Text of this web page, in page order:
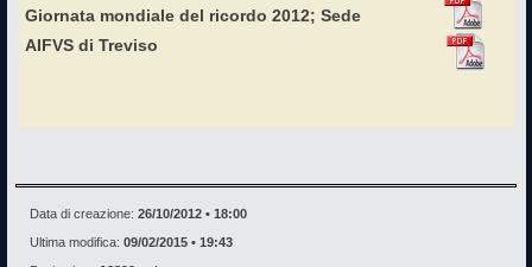
Giornata mondiale del ricordo 2012; Sede
AIFVS di Treviso
Data di creazione: 26/10/2012 • 18:00
Ultima modifica: 09/02/2015 • 19:43